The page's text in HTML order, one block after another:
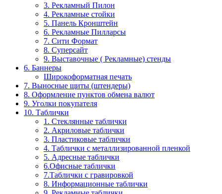
3. Рекламный Пилон
4. Рекламные стойки
5. Панель Кронштейн
6. Рекламные Пилларсы
7. Сити Формат
8. Суперсайт
9. Выставочные ( Рекламные) стенды
6. Баннеры
Широкоформатная печать
7. Выносные щиты (штендеры)
8. Оформление пунктов обмена валют
9. Уголки покупателя
10. Таблички
1. Стеклянные таблички
2. Акриловые таблички
3. Пластиковые таблички
4. Таблички с металлизированной пленкой
5. Адресные таблички
6.Офисные таблички
7.Таблички с гравировкой
8. Информационные таблички